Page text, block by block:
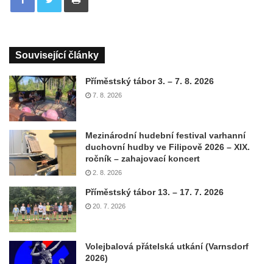
Související články
Příměstský tábor 3. – 7. 8. 2026
7. 8. 2026
Mezinárodní hudební festival varhanní
duchovní hudby ve Filipově 2026 – XIX.
ročník – zahajovací koncert
2. 8. 2026
Příměstský tábor 13. – 17. 7. 2026
20. 7. 2026
Volejbalová přátelská utkání (Varnsdorf
2026)